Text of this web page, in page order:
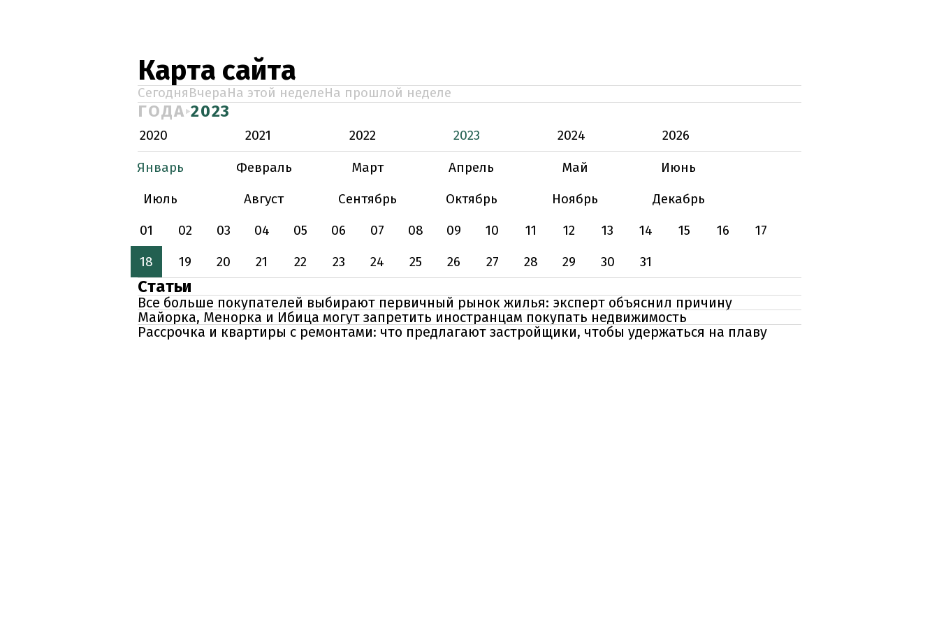
Карта сайта
СегодняВчераНа этой неделеНа прошлой неделе
ГОДА 2023
2020 2021 2022 2023 2024
2026
Январь
Февраль Март Апрель Май
Июнь
Июль
Август Сентябрь Октябрь Ноябрь
Декабрь
01
02 03 04 05 06 07 08 09 10 11 12 13 14 15 16
17
18
19 20 21 22 23 24 25 26 27 28 29 30 31
Статьи
Все больше покупателей выбирают первичный рынок жилья: эксперт объяснил причину
Майорка, Менорка и Ибица могут запретить иностранцам покупать недвижимость
Рассрочка и квартиры с ремонтами: что предлагают застройщики, чтобы удержаться на плаву